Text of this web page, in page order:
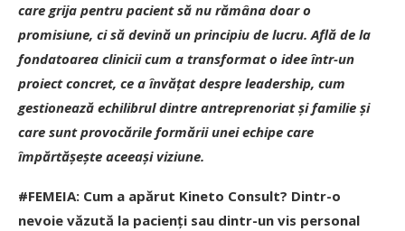
care grija pentru pacient să nu rămâna doar o
promisiune, ci să devină un principiu de lucru. Află de la
fondatoarea clinicii cum a transformat o idee într-un
proiect concret, ce a învăț­at despre leadership, cum
gestionează echilibrul dintre antreprenoriat și familie și
care sunt provocările formării unei echipe care
împărtășește aceeași viziune.
#FEMEIA: Cum a apărut Kineto Consult? Dintr-o
nevoie văzută la pacienți sau dintr-un vis personal